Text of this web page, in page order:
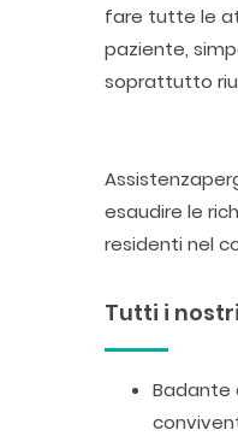
fare tutte le
paziente,
soprattutto
esaudire le
residenti nel
Tutti i
Badante